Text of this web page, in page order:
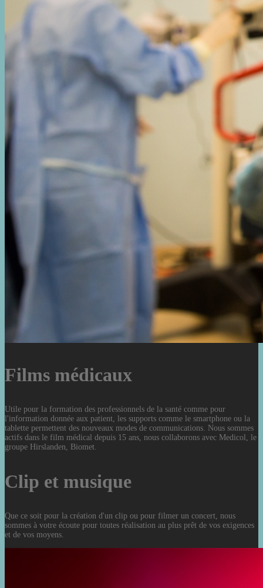
Films médicaux
Utile pour la formation des professionnels de la santé comme pour
l'information donnée aux patient, les supports comme le smartphone ou la
tablette permettent des nouveaux modes de communications. Nous sommes
actifs dans le film médical depuis 15 ans, nous collaborons avec Medicol, le
groupe Hirslanden, Biomet.
Clip et musique
Que ce soit pour la création d'un clip ou pour filmer un concert, nous
sommes à votre écoute pour toutes réalisation au plus prêt de vos exigences
et de vos moyens.